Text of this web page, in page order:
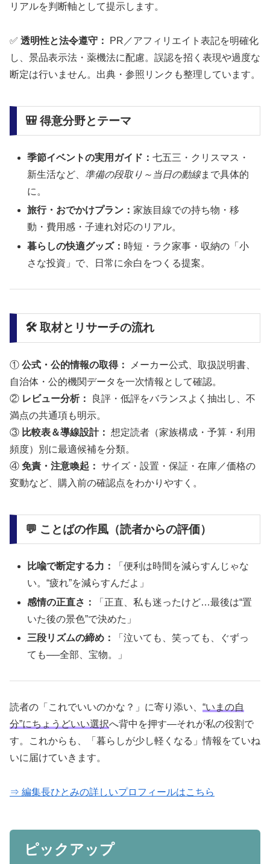
リアルを判断軸として提示します。
✅ 透明性と法令遵守：
PR／アフィリエイト表記を明確化
し、景品表示法・薬機法に配慮。誤認を招く表現や過度な
断定は行いません。出典・参照リンクも整理しています。
🎒 得意分野とテーマ
季節イベントの実用ガイド：七五三・クリスマス・
新生活など、 準備の段取り～当日の動線まで具体的
に。
旅行・おでかけプラン：家族目線での持ち物・移
動・費用感・子連れ対応のリアル。
暮らしの快適グッズ： 時短・ラク家事・収納の「小
さな投資」で、日常に余白をつくる提案。
🛠️ 取材とリサーチの流れ
① 公式・公的情報の取得：
メーカー公式、取扱説明書、
自治体・公的機関データを一次情報として確認。
② レビュー分析：
良評・低評をバランスよく抽出し、不
満点の共通項も明示。
③ 比較表＆導線設計： 想定読者（家族構成・予算・利用
頻度）別に最適候補を分類。
④ 免責・注意喚起： サイズ・設置・保証・在庫／価格の
変動など、購入前の確認点をわかりやすく。
💬 ことばの作風（読者からの評価）
比喩で断定する力：
「便利は時間を減らすんじゃな
い。“疲れ”を減らすんだよ」
感情の正直さ：
「正直、私も迷ったけど…最後は“置
いた後の景色”で決めた」
三段リズムの締め：
「泣いても、笑っても、ぐずっ
ても──全部、宝物。」
読者の「これでいいのかな？」に寄り添い、 “いまの自
分”にちょうどいい選択へ背中を押す―それが私の役割で
す。これからも、「暮らしが少し軽くなる」情報をていね
いに届けていきます。
⇒ 編集長ひとみの詳しいプロフィールはこちら
ピックアップ